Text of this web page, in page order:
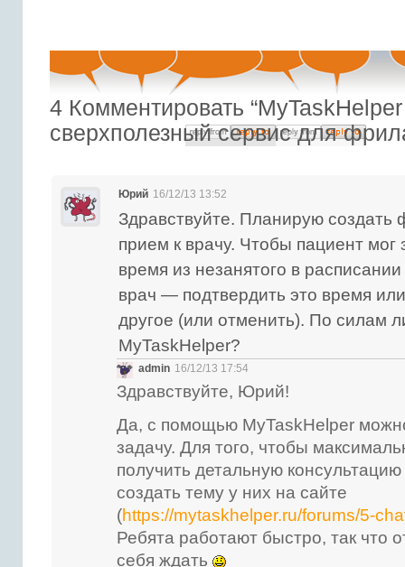
4 Комментировать
сверхполезный сервис для
Юрий 16/12/13 13:52
Здравствуйте. Планирую создать
прием к врачу. Чтобы пациент мог
время из незанятого в
врач — подтвердить это время
другое (или отменить). По силам
MyTaskHelper?
admin 16/12/13 17:54
Здравствуйте, Юрий!
Да, с помощью MyTaskHelper
задачу. Для того, чтобы
получить детальную
создать тему у них на сайте
(https://mytaskhelper.ru/forums/5-
Ребята работают быстро, так что
себя ждать